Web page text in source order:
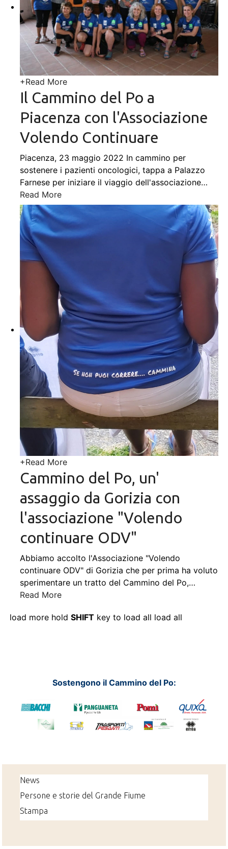
+Read More
Il Cammino del Po a
Piacenza con l'Associazione
Volendo Continuare
Piacenza, 23 maggio 2022 In cammino per
sostenere i pazienti oncologici, tappa a Palazzo
Farnese per iniziare il viaggio dell'associazione…
Read More
+Read More
Cammino del Po, un'
assaggio da Gorizia con
l'associazione "Volendo
continuare ODV"
Abbiamo accolto l'Associazione "Volendo
continuare ODV" di Gorizia che per prima ha voluto
sperimentare un tratto del Cammino del Po,…
Read More
load more holdSHIFT key to load all load all
Sostengono il Cammino del Po:
News
Persone e storie del Grande Fiume
Stampa